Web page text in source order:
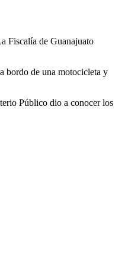
Fiscalía de Guanajuato
bordo de una motocicleta y
Público dio a conocer los